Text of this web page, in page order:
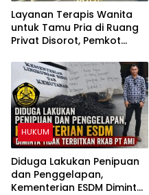
Layanan Terapis Wanita
untuk Tamu Pria di Ruang
Privat Disorot, Pemkot
Perizinan Rumah Pijat Utami
HUKUM
Diduga Lakukan Penipuan
dan Penggelapan,
Kementerian ESDM Diminta